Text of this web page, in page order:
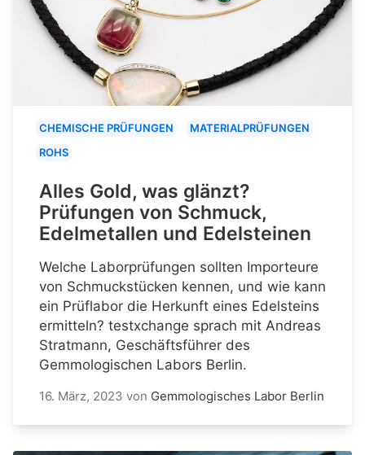
CHEMISCHE PRÜFUNGEN
MATERIALPRÜFUNGEN
ROHS
Alles Gold, was glänzt?
Prüfungen von Schmuck,
Edelmetallen und Edelsteinen
Welche Laborprüfungen sollten Importeure
von Schmuckstücken kennen, und wie kann
ein Prüflabor die Herkunft eines Edelsteins
ermitteln? testxchange sprach mit Andreas
Stratmann, Geschäftsführer des
Gemmologischen Labors Berlin.
16. März, 2023 von Gemmologisches Labor Berlin